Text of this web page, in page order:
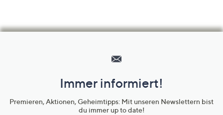
Unternehmensinformationen
Immer informiert!
Premieren, Aktionen, Geheimtipps: Mit unseren Newslettern bist
du immer up to date!